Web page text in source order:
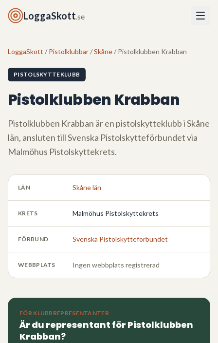
LoggaSkott.se
LoggaSkott / Pistolklubbar/Skåne/ Pistolklubben Krabban
PISTOLSKYTTEKLUBB
Pistolklubben Krabban
Pistolklubben Krabban är en pistolskytteklubb iSkåne
län, ansluten till Svenska Pistolskytteförbundet via
Malmöhus Pistolskyttekrets.
LÄN Skåne län
KRETS Malmöhus Pistolskyttekrets
FÖRBUND Svenska Pistolskytteförbundet
WEBBPLATS Ingen webbplats registrerad
FÖR KLUBBREPRESENTANTER
Är du representant för Pistolklubben
Krabban?